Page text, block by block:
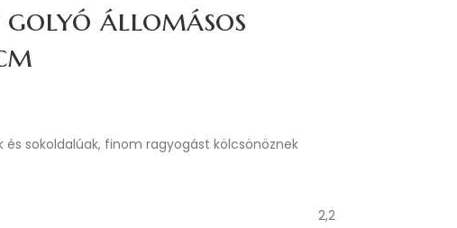
golyó állomásos
és sokoldalúak, finom ragyogást kölcsönöznek
2,2